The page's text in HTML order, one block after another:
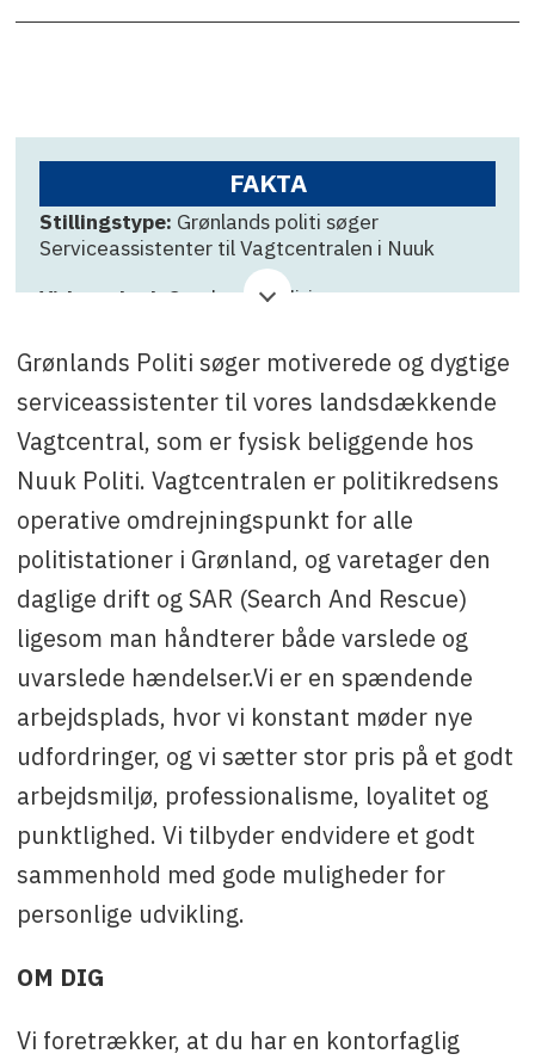
FAKTA
Stillingstype: Grønlands politi søger
Serviceassistenter til Vagtcentralen i Nuuk
Virksomhed:Grønlands Politi
Ansøgningsfrist:
21. september
Kontakt:Jørgen Madsen +299-567176.
Grønlands Politi søger motiverede og dygtige
serviceassistenter til vores landsdækkende
Vagtcentral, som er fysisk beliggende hos
Nuuk Politi. Vagtcentralen er politikredsens
operative omdrejningspunkt for alle
politistationer i Grønland, og varetager den
daglige drift og SAR (Search And Rescue)
ligesom man håndterer både varslede og
uvarslede hændelser.Vi er en spændende
arbejdsplads, hvor vi konstant møder nye
udfordringer, og vi sætter stor pris på et godt
arbejdsmiljø, professionalisme, loyalitet og
punktlighed. Vi tilbyder endvidere et godt
sammenhold med gode muligheder for
personlige udvikling.
OM DIG
Vi foretrækker, at du har en kontorfaglig